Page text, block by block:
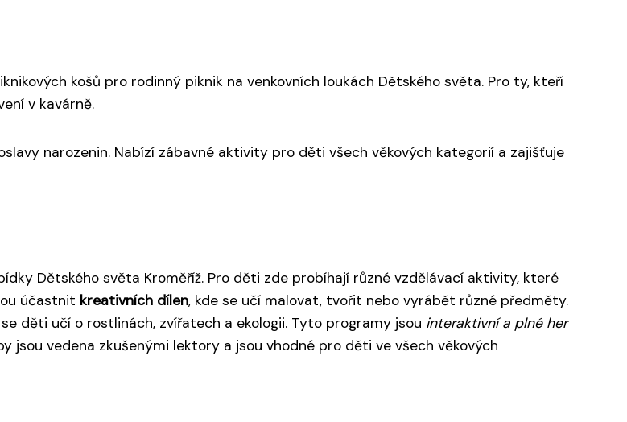
košů pro rodinný piknik na venkovních loukách Dětského světa. Pro ty, kteří
v kavárně.
narozenin. Nabízí zábavné aktivity pro děti všech věkových kategorií a zajišťuje
Dětského světa Kroměříž. Pro děti zde probíhají různé vzdělávací aktivity, které
účastnit kreativních dílen, kde se učí malovat, tvořit nebo vyrábět různé předměty.
se děti učí o rostlinách, zvířatech a ekologii. Tyto programy jsou interaktivní a plné her
jsou vedena zkušenými lektory a jsou vhodné pro děti ve všech věkových